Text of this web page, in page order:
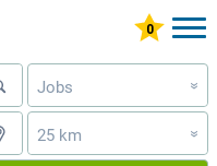
Jobs »
25 km »